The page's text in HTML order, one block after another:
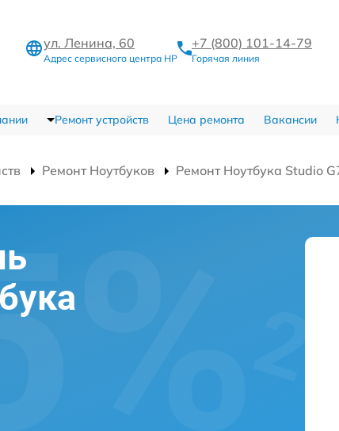
ул. Ленина, 60
Адрес сервисного центра HP
+7 (800) 101-14-79
Горячая линия
Ремонт устройств Цена ремонта Вакансии
Ремонт Ноутбуков Ремонт Ноутбука Studio